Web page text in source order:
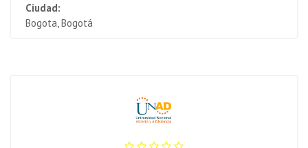
Ciudad:
Bogota, Bogotá